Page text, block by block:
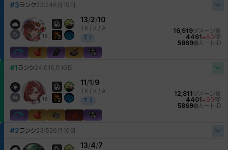
#3ランク23:246月10日
18 2
13/2/10
TK / K / A
T 1
16,919ダメージ量
4461
60 RP
5869
ルートID
#1 ランク24:01 6月10日
18 2
11 /1 /9
TK / K / A
T 2
12,811 ダメージ量
4401
90 RP
5869
ルートID
#2ランク23:526月10日
13/4/7